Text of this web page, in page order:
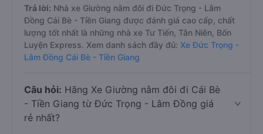
Trả lời: Nhà xe Giường nằm đôi đi Đức Trọng - Lâm
Đồng Cái Bè - Tiền Giang được đánh giá cao cấp, chất
lượng tốt nhất là những nhà xe Tư Tiến, Tân Niên, Bốn
Luyện Express. Xem danh sách đầy đủ: Xe Đức Trọng -
Lâm Đồng Cái Bè - Tiền Giang
Câu hỏi: Hãng Xe Giường nằm đôi đi Cái Bè
- Tiền Giang từ Đức Trọng - Lâm Đồng giá
rẻ nhất?